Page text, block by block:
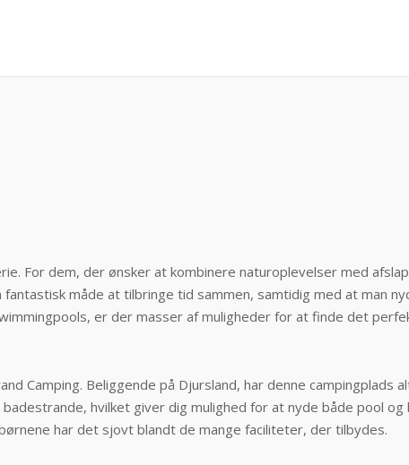
For dem, der ønsker at kombinere naturoplevelser med
måde at tilbringe tid sammen, samtidig med at man
er der masser af muligheder for at finde det
Camping. Beliggende på Djursland, har denne campingplads
hvilket giver dig mulighed for at nyde både pool og
har det sjovt blandt de mange faciliteter, der tilbydes.